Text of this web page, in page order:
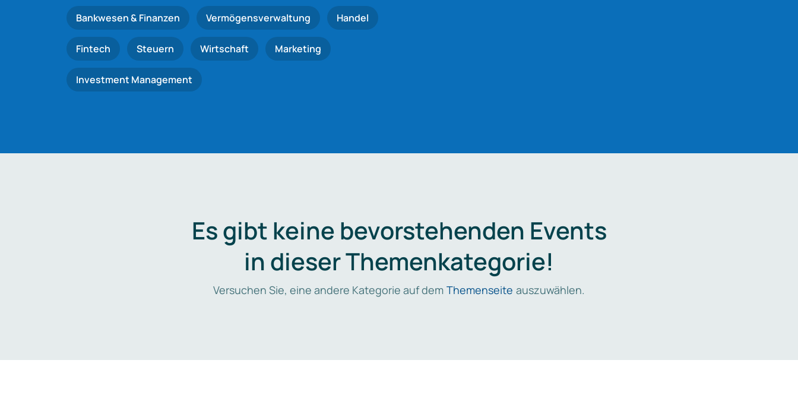
Bankwesen & Finanzen Vermögensverwaltung Handel
Fintech Steuern Wirtschaft Marketing
Investment Management
Es gibt keine bevorstehenden Events
in dieser Themenkategorie!
Versuchen Sie, eine andere Kategorie auf dem Themenseite auszuwählen.